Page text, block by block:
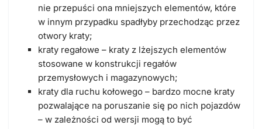
nie przepuści ona mniejszych elementów, które
w innym przypadku spadłyby przechodząc przez
otwory kraty;
kraty regałowe – kraty z lżejszych elementów
stosowane w konstrukcji regałów
przemysłowych i magazynowych;
kraty dla ruchu kołowego – bardzo mocne kraty
pozwalające na poruszanie się po nich pojazdów
– w zależności od wersji mogą to być